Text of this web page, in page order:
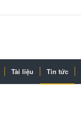
Tài liệu Tin tức